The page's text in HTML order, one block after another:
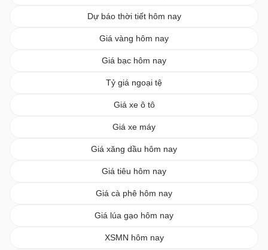
Dự báo thời tiết hôm nay
Giá vàng hôm nay
Giá bạc hôm nay
Tỷ giá ngoại tệ
Giá xe ô tô
Giá xe máy
Giá xăng dầu hôm nay
Giá tiêu hôm nay
Giá cà phê hôm nay
Giá lúa gạo hôm nay
XSMN hôm nay